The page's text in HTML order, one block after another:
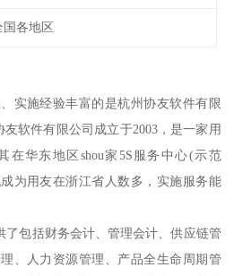
国各地区
实施经验丰富的是杭州协友软件有限
软件有限公司成立于2003，是一家用
在华东地区shou家5S服务中心(示范
为用友在浙江省人数多，实施服务能
了包括财务会计、管理会计、供应链管
、人力资源管理、产品全生命周期管